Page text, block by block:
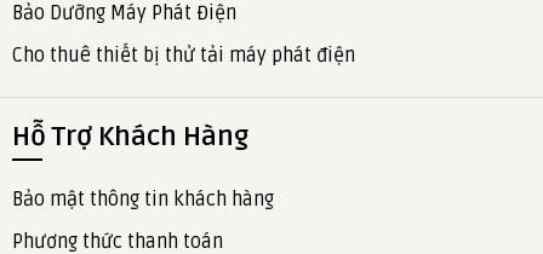
Bảo Dưỡng Máy Phát Điện
Cho thuê thiết bị thử tải máy phát điện
Hỗ Trợ Khách Hàng
Bảo mật thông tin khách hàng
Phương thức thanh toán